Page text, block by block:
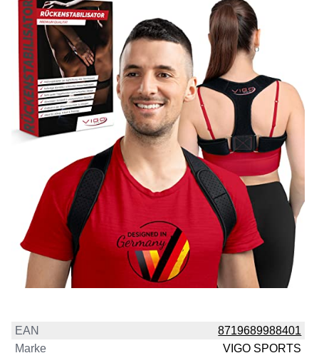
EAN
8719689988401
Marke
VIGO SPORTS